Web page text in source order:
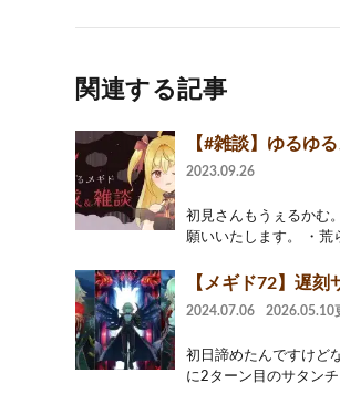
関連する記事
【#雑談】ゆるゆ
2023.09.26
初見さんもうぇるかむ
願いいたします。 ・荒
【メギド72】遅刻
2024.07.06 2026.05.10
初日諦めたんですけど
に2ターン目のサタン